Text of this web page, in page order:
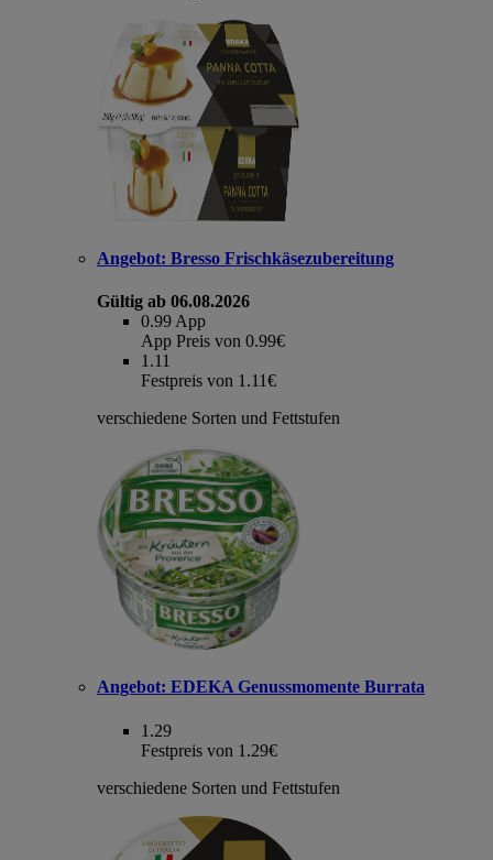
Angebot: Bresso Frischkäsezubereitung
Gültig ab 06.08.2026
0.99 App
App Preis von 0.99€
1.11
Festpreis von 1.11€
verschiedene Sorten und Fettstufen
Angebot: EDEKA Genussmomente Burrata
1.29
Festpreis von 1.29€
verschiedene Sorten und Fettstufen